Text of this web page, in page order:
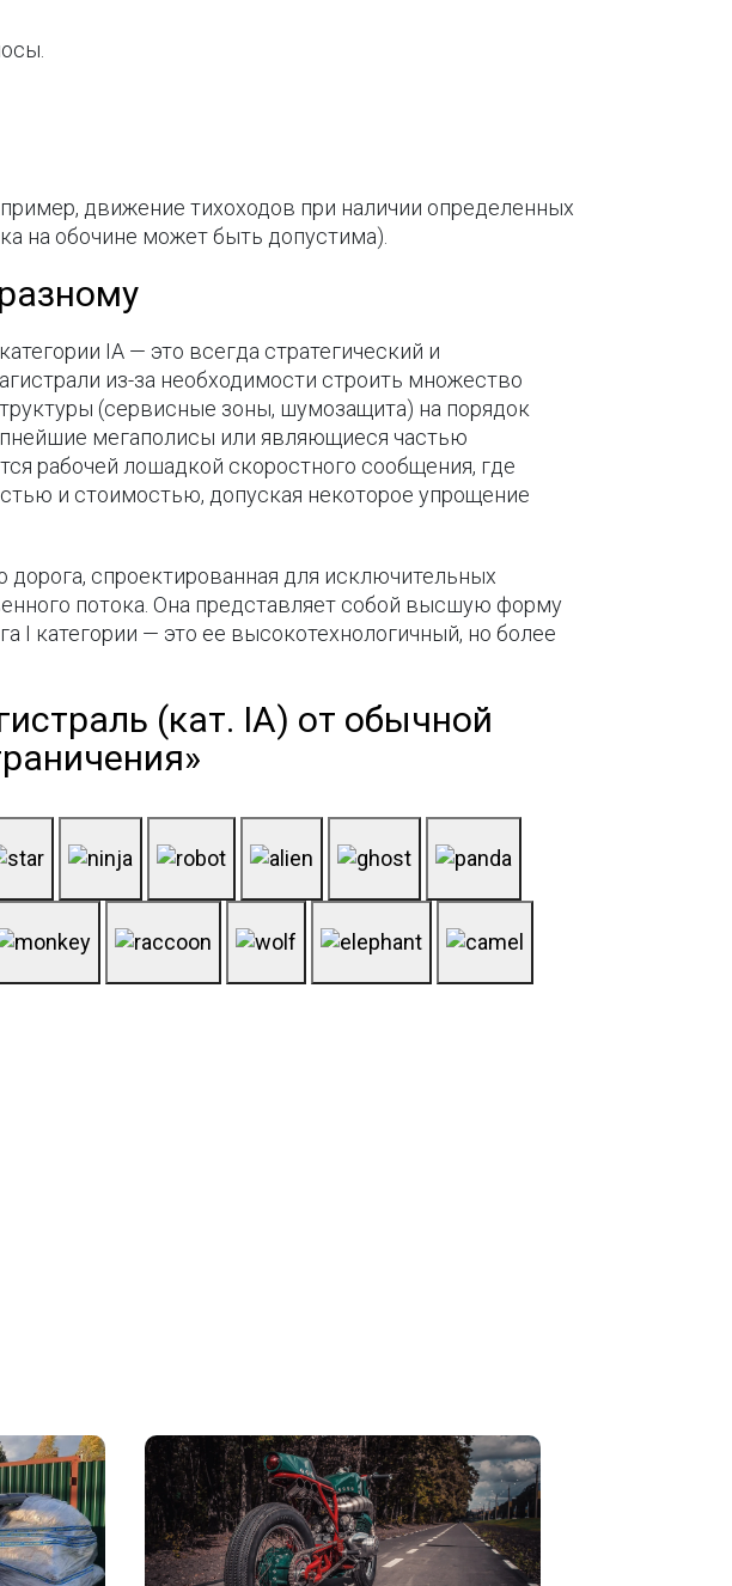
движение тихоходов при наличии определенных
на обочине может быть допустима).
IА — это всегда стратегический и
из-за необходимости строить множество
(сервисные зоны, шумозащита) на порядок
мегаполисы или являющиеся частью
рабочей лошадкой скоростного сообщения, где
и стоимостью, допуская некоторое упрощение
спроектированная для исключительных
потока. Она представляет собой высшую форму
I категории — это ее высокотехнологичный, но более
(кат. IА) от обычной